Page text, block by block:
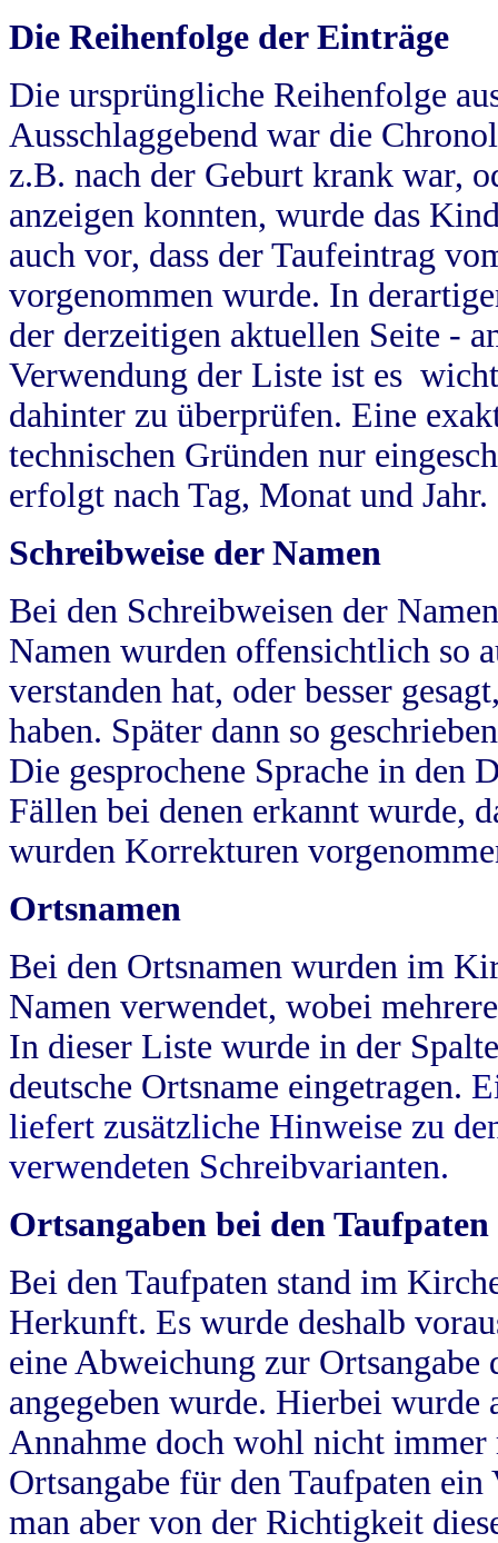
Die Reihenfolge der Einträge
Die ursprüngliche Reihenfolge
Ausschlaggebend war die
z.B. nach der Geburt krank war,
anzeigen konnten, wurde das
auch vor, dass der Taufeintrag
vorgenommen wurde. In
der derzeitigen aktuellen Seite -
Verwendung der Liste ist es
dahinter zu überprüfen. Eine
technischen Gründen nur
erfolgt nach Tag, Monat und Jahr.
Schreibweise der Namen
Bei den Schreibweisen der
Namen wurden offensichtlich so
verstanden hat, oder besser
haben. Später dann so
Die gesprochene Sprache in
Fällen bei denen erkannt wurde,
wurden Korrekturen
Ortsnamen
Bei den Ortsnamen wurden im
Namen verwendet, wobei
In dieser Liste wurde in der
deutsche Ortsname eingetragen.
liefert zusätzliche Hinweise zu
verwendeten Schreibvarianten.
Ortsangaben bei den Taufpaten
Bei den Taufpaten stand im
Herkunft. Es wurde deshalb
eine Abweichung zur
angegeben wurde. Hierbei wurde
Annahme doch wohl nicht
Ortsangabe für den Taufpaten
man aber von der Richtigkeit